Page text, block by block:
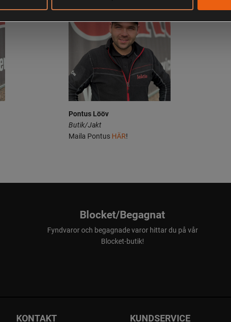
Pontus Lööv
Butik/Jakt
Maila Pontus HÄR!
Blocket/Begagnat
Fyndvaror och begagnade varor hittar du på vår
Blocket-butik!
KONTAKT KUNDSERVICE